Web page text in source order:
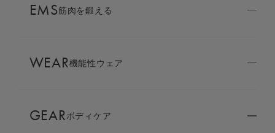
AMBASSADOR
SIXPAD APP
COLUMN
EMS筋肉を鍛える
WEAR機能性ウェア
GEARボディケア